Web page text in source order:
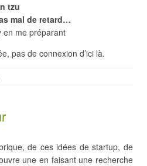
tzu
mal de retard…
en me préparant
pas de connexion d’ici là.
de ces idées de startup, de
une en faisant une recherche